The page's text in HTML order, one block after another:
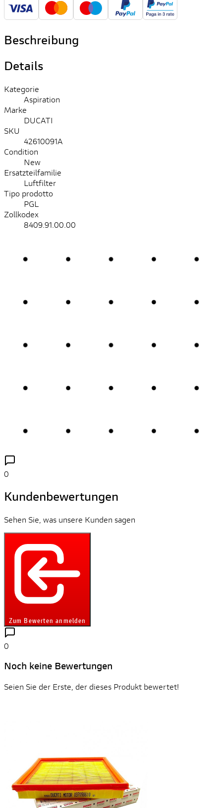
Beschreibung
Details
Kategorie
Aspiration
Marke
DUCATI
SKU
42610091A
Condition
New
Ersatzteilfamilie
Luftfilter
Tipo prodotto
PGL
Zollkodex
8409.91.00.00
0
Kundenbewertungen
Sehen Sie, was unsere Kunden sagen
Zum Bewerten anmelden
0
Noch keine Bewertungen
Seien Sie der Erste, der dieses Produkt bewertet!